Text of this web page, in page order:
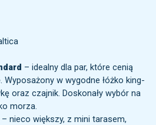
– idealny dla par, które cenią
w wygodne łóżko king-
oraz czajnik. Doskonały wybór na
morza.
nieco większy, z mini tarasem,